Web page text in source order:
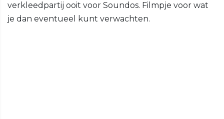
verkleedpartij ooit voor Soundos. Filmpje voor wat
je dan eventueel kunt verwachten.